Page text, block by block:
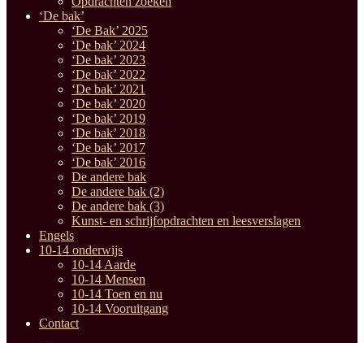
‘De bak’
‘De Bak’ 2025
‘De bak’ 2024
‘De bak’ 2023
‘De bak’ 2022
‘De bak’ 2021
‘De bak’ 2020
‘De bak’ 2019
‘De bak’ 2018
‘De bak’ 2017
‘De bak’ 2016
De andere bak
De andere bak (2)
De andere bak (3)
Kunst- en schrijfopdrachten en leesverslagen
Engels
10-14 onderwijs
10-14 Aarde
10-14 Mensen
10-14 Toen en nu
10-14 Vooruitgang
Contact